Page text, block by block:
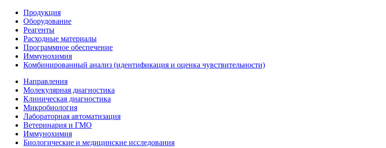
Продукция
Оборудование
Реагенты
Расходные материалы
Программное обеспечение
Иммунохимия
Комбинированный анализ (идентификация и оценка чувствительности)
Направления
Молекулярная диагностика
Клиническая диагностика
Микробиология
Лабораторная автоматизация
Ветеринария и ГМО
Иммунохимия
Биологические и медицинские исследования